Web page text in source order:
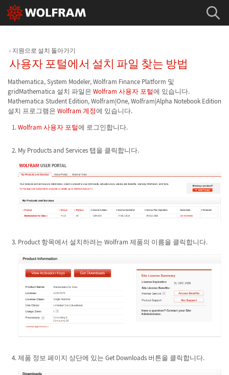
지원으로 설치 돌아가기
사용자 포털에서 설치 파일 찾는 방법
Mathematica, System Modeler, Wolfram Finance Platform 및
gridMathematica 설치 파일은 Wolfram 사용자 포털에 있습니다.
Mathematica Student Edition, Wolfram|One, Wolfram|Alpha Notebook Edition
설치 프로그램은 Wolfram 계정에 있습니다.
Wolfram 사용자 포털에 로그인합니다.
My Products and Services 탭을 클릭합니다.
Product 항목에서 설치하려는 Wolfram 제품의 이름을 클릭합니다.
제품 정보 페이지 상단에 있는 Get Downloads 버튼을 클릭합니다.